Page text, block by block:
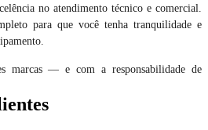
no atendimento técnico e comercial.
para que você tenha tranquilidade e
marcas — e com a responsabilidade de